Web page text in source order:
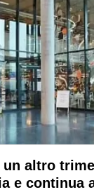
altro
e continua